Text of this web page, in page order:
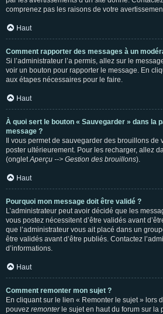
comprenez pas les raisons de votre
Haut
Comment rapporter des messages à un
Si l’administrateur l’a permis, allez sur le
voir un bouton pour rapporter le message. En
aux étapes nécessaires pour le faire.
Haut
À quoi sert le bouton « Sauvegarder » dans la
message ?
Il vous permet de sauvegarder des brouillons de
poster ultérieurement. Pour les recharger, allez
(ongletAperçu --> Gestion des brouillons).
Haut
Pourquoi mon message doit être validé ?
L’administrateur peut avoir décidé que les
vous postez nécessitent d’être validés avant
que l’administrateur vous ait placé dans un
être validés avant d’être publiés. Contactez
d’informations.
Haut
Comment remonter mon sujet ?
En cliquant sur le lien « Remonter le sujet » lors
pouvez remonterle sujet en haut du forum sur la